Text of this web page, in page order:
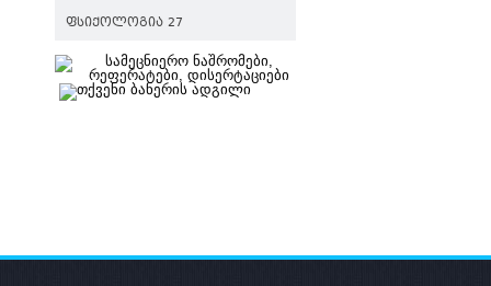
ᲤᲡᲘᲥᲝᲚᲝᲒᲘᲐ 27